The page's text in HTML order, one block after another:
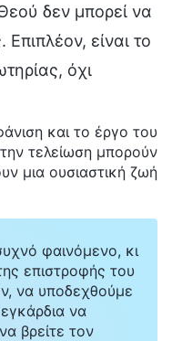
δεν μπορεί να
είναι το
όχι
και το έργο του
τελείωση μπορούν
μια ουσιαστική ζωή
φαινόμενο, κι
επιστροφής του
να υποδεχθούμε
να
βρείτε τον